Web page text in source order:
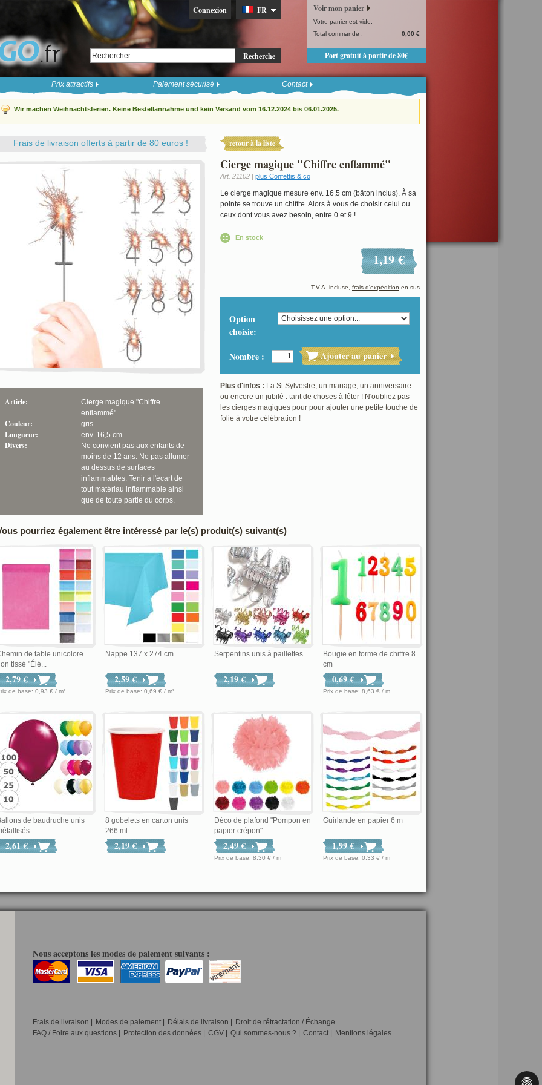
Recherche
Connexion FR Voir mon panier
Votre panier est vide.
Total commande :
0,00 €
Port gratuit à partir de 80€
Prix attractifs Paiement sécurisé Contact
Wir machen Weihnachtsferien. Keine Bestellannahme und kein Versand vom 16.12.2024 bis 06.01.2025.
retour à la liste
Cierge magique "Chiffre enflammé"
Art. 21102 | plus Confettis & co
Le cierge magique mesure env. 16,5 cm (bâton inclus). À sa
pointe se trouve un chiffre. Alors à vous de choisir celui ou
ceux dont vous avez besoin, entre 0 et 9 !
En stock
1,19 €
T.V.A. incluse, frais d'expédition en sus
Option
choisie:
Nombre :
Ajouter au panier
Plus d'infos : La St Sylvestre, un mariage, un anniversaire
ou encore un jubilé : tant de choses à fêter ! N'oubliez pas
les cierges magiques pour pour ajouter une petite touche de
folie à votre célébration !
Frais de livraison offerts à partir de 80 euros !
Article:
Cierge magique "Chiffre
enflammé"
Couleur: gris
Longueur: env. 16,5 cm
Divers:
Ne convient pas aux enfants de
moins de 12 ans. Ne pas allumer
au dessus de surfaces
inflammables. Tenir à l'écart de
tout matériau inflammable ainsi
que de toute partie du corps.
pourriez également être intéressé par le(s) produit(s) suivant(s)
de table unicolore
tissé "Élé...
2,79 €
Prix de base: 0,93 € / m²
Nappe 137 x 274 cm
2,59 €
Prix de base: 0,69 € / m²
Serpentins unis à paillettes
2,19 €
Bougie en forme de chiffre 8
cm
0,69 €
Prix de base: 8,63 € / m
de baudruche unis
2,61 €
8 gobelets en carton unis
266 ml
2,19 €
Déco de plafond "Pompon en
papier crépon"...
2,49 €
Prix de base: 8,30 € / m
Guirlande en papier 6 m
1,99 €
Prix de base: 0,33 € / m
Nous acceptons les modes de paiement suivants :
Frais de livraison Modes de paiement Délais de livraison
Droit de rétractation / Échange
FAQ / Foire aux questions
Protection des données CGV Qui sommes-nous ? Contact Mentions légales